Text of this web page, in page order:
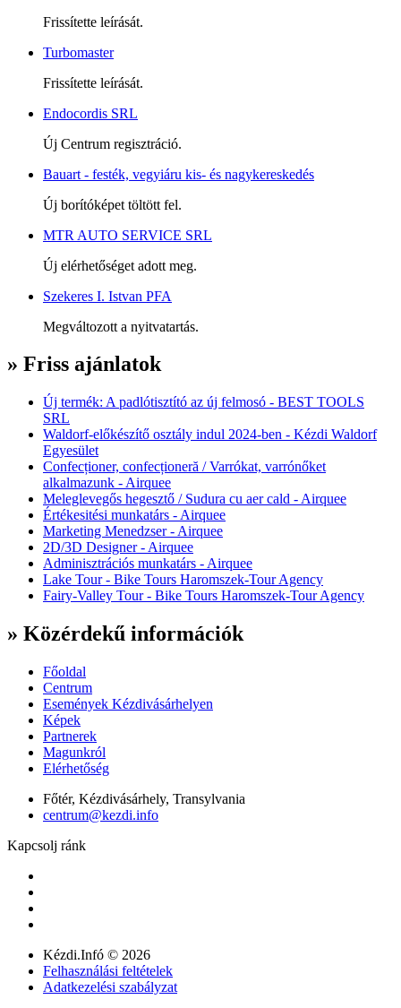
Frissítette leírását.
Turbomaster
Frissítette leírását.
Endocordis SRL
Új Centrum regisztráció.
Bauart - festék, vegyiáru kis- és nagykereskedés
Új borítóképet töltött fel.
MTR AUTO SERVICE SRL
Új elérhetőséget adott meg.
Szekeres I. Istvan PFA
Megváltozott a nyitvatartás.
» Friss ajánlatok
Új termék: A padlótisztító az új felmosó - BEST TOOLS
SRL
Waldorf-előkészítő osztály indul 2024-ben - Kézdi Waldorf
Egyesület
Confecționer, confecționeră / Varrókat, varrónőket
alkalmazunk - Airquee
Meleglevegős hegesztő / Sudura cu aer cald - Airquee
Értékesitési munkatárs - Airquee
Marketing Menedzser - Airquee
2D/3D Designer - Airquee
Adminisztrációs munkatárs - Airquee
Lake Tour - Bike Tours Haromszek-Tour Agency
Fairy-Valley Tour - Bike Tours Haromszek-Tour Agency
» Közérdekű információk
Főoldal
Centrum
Események Kézdivásárhelyen
Képek
Partnerek
Magunkról
Elérhetőség
Főtér, Kézdivásárhely, Transylvania
centrum@kezdi.info
Kapcsolj ránk
Kézdi.Infó © 2026
Felhasználási feltételek
Adatkezelési szabályzat